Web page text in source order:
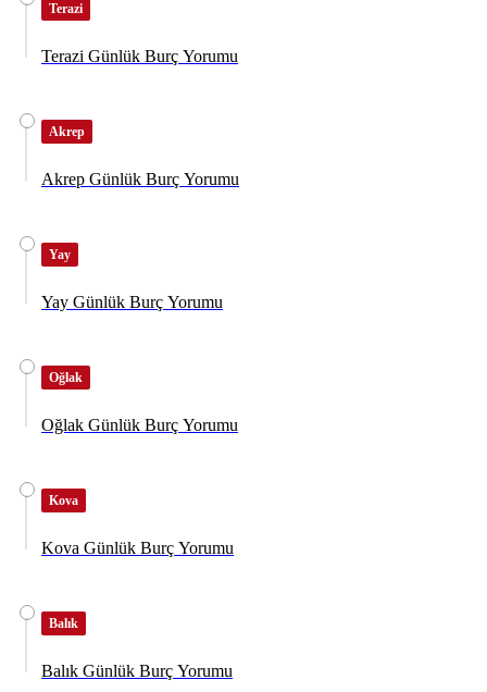
Terazi
Terazi Günlük Burç Yorumu
Akrep
Akrep Günlük Burç Yorumu
Yay
Yay Günlük Burç Yorumu
Oğlak
Oğlak Günlük Burç Yorumu
Kova
Kova Günlük Burç Yorumu
Balık
Balık Günlük Burç Yorumu